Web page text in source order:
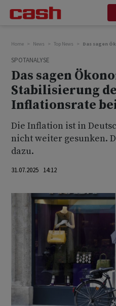
Home News Top News Das sagen
SPOTANALYSE
Das sagen
Stabilisierung
Inflationsrate
Die Inflation ist in
nicht weiter gesunken.
dazu.
31.07.2025 14:12